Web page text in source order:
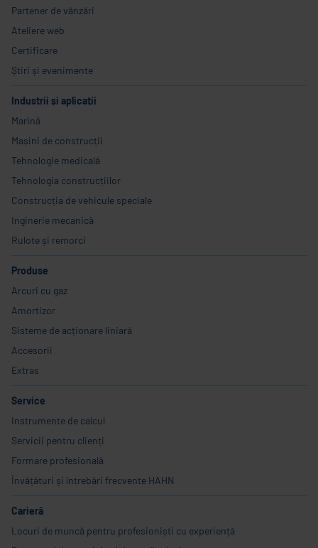
Partener de vânzări
Ateliere web
Certificare
Știri și evenimente
Industrii și aplicații
Marină
Mașini de construcții
Tehnologie medicală
Tehnologia construcțiilor
Construcția de vehicule speciale
Inginerie mecanică
Rulote și remorci
Produse
Arcuri cu gaz
Amortizor
Sisteme de acționare liniară
Accesorii
Extras
Service
Instrumente de calcul
Servicii pentru clienți
Formare profesională
Învățături și întrebări frecvente HAHN
Carieră
Locuri de muncă pentru profesioniști cu experiență